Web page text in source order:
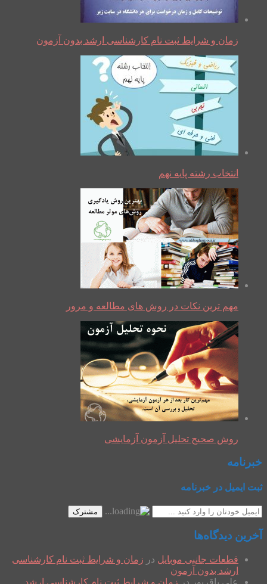
زمان و شرایط ثبت نام کارشناسی ارشد بدون آزمون
انتخاب رشته پایه نهم
مهم ترین نکات در روش های مطالعه و مرور
روش صحیح تحلیل آزمون آزمایشی
خبرنامه
ثبت ایمیل در خبرنامه
مشترک
آخرین دیدگاه‌ها
قطعات جانبی موبایل در زمان و شرایط ثبت نام کارشناسی
ارشد بدون آزمون
علی باقرپور در زمان و شرایط ثبت نام کارشناسی ارشد